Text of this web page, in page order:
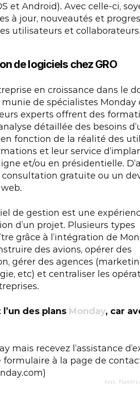
et Android). Avec celle-ci,
à jour, nouveautés et
utilisateurs et collaborateurs.
de logiciels chez GRO
en croissance dans le
de spécialistes Monday
experts offrent des
détaillée des besoins
fonction de la réalité des
et leur service
et/ou en présidentielle.
consultation gratuite ou un
de gestion est une
d’un projet. Plusieurs types
grâce à l’intégration de
des avions, opérer des
gérer des agences
etc) et centraliser les
des plans Monday, car
mais recevez l’assistance
à la page de
Avis